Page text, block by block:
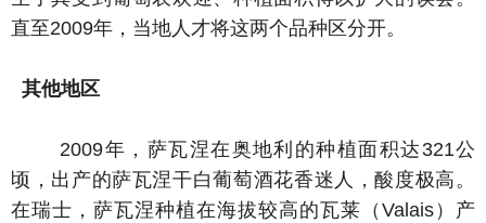
直至2009年，当地人才将这两个品种区分开。
其他地区
2009年，萨瓦涅在奥地利的种植面积达321公
顷，出产的萨瓦涅干白葡萄酒花香迷人，酸度极高。
在瑞士，萨瓦涅种植在海拔较高的瓦莱（Valais）产